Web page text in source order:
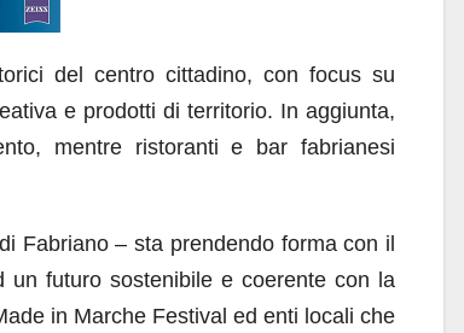
del centro cittadino, con focus su
e prodotti di territorio. In aggiunta,
mentre ristoranti e bar fabrianesi
Fabriano – sta prendendo forma con il
futuro sostenibile e coerente con la
in Marche Festival ed enti locali che